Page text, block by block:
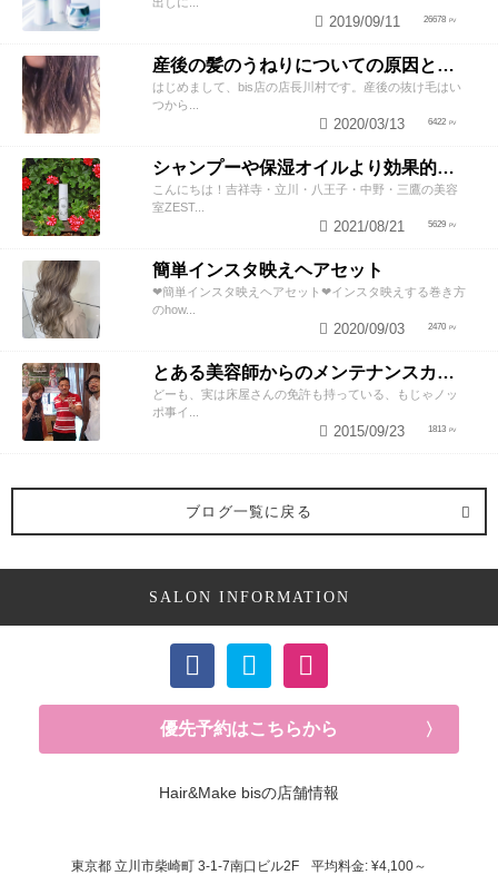
26678
2019/09/11
産後の髪のうねりについての原因と対策！
はじめまして、bis店の店長川村です。産後の抜け毛はい
つから...
6422
2020/03/13
シャンプーや保湿オイルより効果的！？美容師が教える頭皮の臭い＆乾燥ケアとは
こんにちは！吉祥寺・立川・八王子・中野・三鷹の美容
室ZEST...
5629
2021/08/21
簡単インスタ映えヘアセット
❤︎簡単インスタ映えヘアセット❤︎インスタ映えする巻き方
のhow...
2470
2020/09/03
とある美容師からのメンテナンスカットのススメ
どーも、実は床屋さんの免許も持っている、もじゃノッ
ポ事イ...
1813
2015/09/23
ブログ一覧に戻る
SALON INFORMATION
優先予約はこちらから
Hair&Make bisの店舗情報
東京都 立川市柴崎町 3-1-7南口ビル2F 平均料金: ¥4,100～